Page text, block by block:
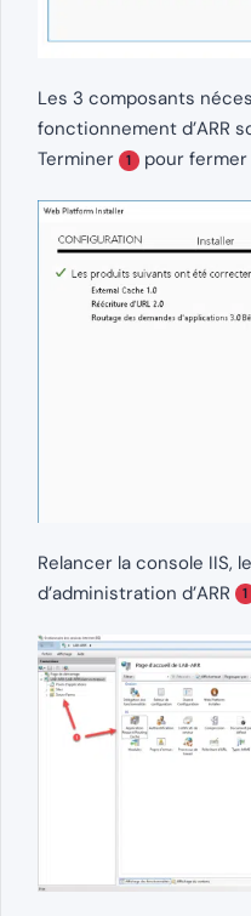
Les 3 composants
fonctionnement d’ARR
Terminer
1 pour fermer
Relancer la console IIS,
d’administration d’ARR
1